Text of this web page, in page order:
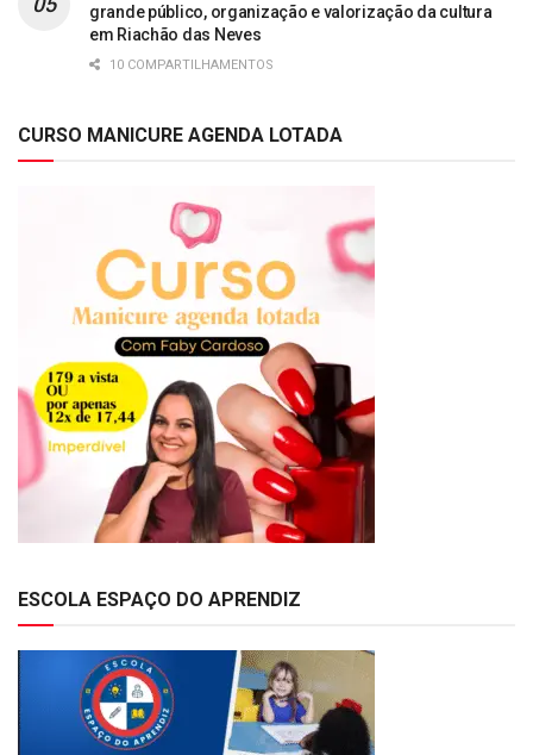
grande público, organização e valorização da cultura
em Riachão das Neves
10 COMPARTILHAMENTOS
CURSO MANICURE AGENDA LOTADA
ESCOLA ESPAÇO DO APRENDIZ